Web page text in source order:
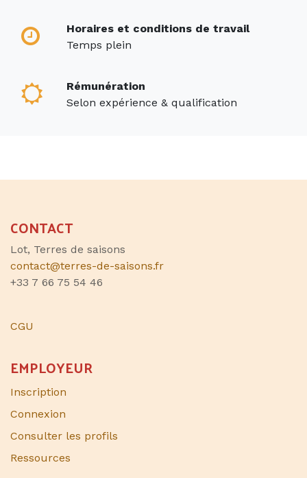
Horaires et conditions de travail
Temps plein
Rémunération
Selon expérience & qualification
CONTACT
Lot, Terres de saisons
contact@terres-de-saisons.fr
+33 7 66 75 54 46
CGU
EMPLOYEUR
Inscription
Connexion
Consulter les profils
Ressources